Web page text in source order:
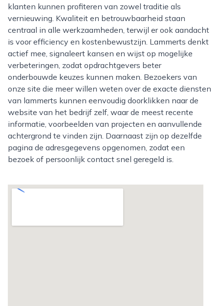
klanten kunnen profiteren van zowel traditie als
vernieuwing. Kwaliteit en betrouwbaarheid staan
centraal in alle werkzaamheden, terwijl er ook aandacht
is voor efficiency en kostenbewustzijn. Lammerts denkt
actief mee, signaleert kansen en wijst op mogelijke
verbeteringen, zodat opdrachtgevers beter
onderbouwde keuzes kunnen maken. Bezoekers van
onze site die meer willen weten over de exacte diensten
van lammerts kunnen eenvoudig doorklikken naar de
website van het bedrijf zelf, waar de meest recente
informatie, voorbeelden van projecten en aanvullende
achtergrond te vinden zijn. Daarnaast zijn op dezelfde
pagina de adresgegevens opgenomen, zodat een
bezoek of persoonlijk contact snel geregeld is.